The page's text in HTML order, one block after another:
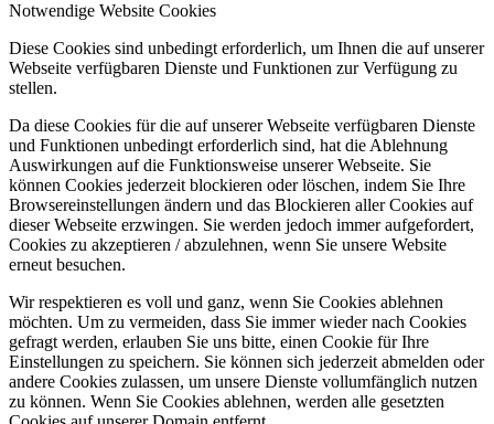
Notwendige Website Cookies
Diese Cookies sind unbedingt erforderlich, um Ihnen die auf unserer
Webseite verfügbaren Dienste und Funktionen zur Verfügung zu
stellen.
Da diese Cookies für die auf unserer Webseite verfügbaren Dienste
und Funktionen unbedingt erforderlich sind, hat die Ablehnung
Auswirkungen auf die Funktionsweise unserer Webseite. Sie
können Cookies jederzeit blockieren oder löschen, indem Sie Ihre
Browsereinstellungen ändern und das Blockieren aller Cookies auf
dieser Webseite erzwingen. Sie werden jedoch immer aufgefordert,
Cookies zu akzeptieren / abzulehnen, wenn Sie unsere Website
erneut besuchen.
Wir respektieren es voll und ganz, wenn Sie Cookies ablehnen
möchten. Um zu vermeiden, dass Sie immer wieder nach Cookies
gefragt werden, erlauben Sie uns bitte, einen Cookie für Ihre
Einstellungen zu speichern. Sie können sich jederzeit abmelden oder
andere Cookies zulassen, um unsere Dienste vollumfänglich nutzen
zu können. Wenn Sie Cookies ablehnen, werden alle gesetzten